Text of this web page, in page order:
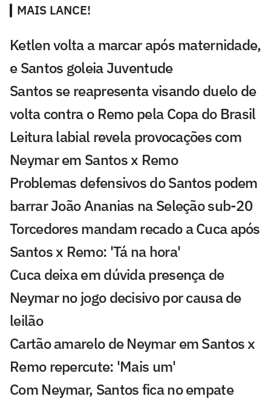
MAIS LANCE!
Ketlen volta a marcar após maternidade,
e Santos goleia Juventude
Santos se reapresenta visando duelo de
volta contra o Remo pela Copa do Brasil
Leitura labial revela provocações com
Neymar em Santos x Remo
Problemas defensivos do Santos podem
barrar João Ananias na Seleção sub-20
Torcedores mandam recado a Cuca após
Santos x Remo: 'Tá na hora'
Cuca deixa em dúvida presença de
Neymar no jogo decisivo por causa de
leilão
Cartão amarelo de Neymar em Santos x
Remo repercute: 'Mais um'
Com Neymar, Santos fica no empate